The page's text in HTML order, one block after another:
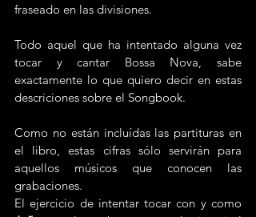
fraseado en las divisiones.
Todo aquel que ha intentado alguna vez
tocar y cantar Bossa Nova, sabe
exactamente lo que quiero decir en estas
descriciones sobre el Songbook.
Como no están incluídas las partituras en
el libro, estas cifras sólo servirán para
aquellos músicos que conocen las
grabaciones.